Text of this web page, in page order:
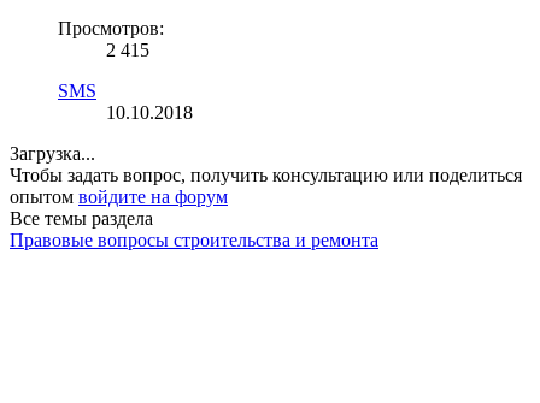
Просмотров:
2 415
SMS
10.10.2018
Загрузка...
Чтобы задать вопрос, получить консультацию или поделиться
опытом войдите на форум
Все темы раздела
Правовые вопросы строительства и ремонта